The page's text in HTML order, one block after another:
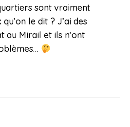
sont vraiment
le dit ? J’ai des
au Mirail et ils n’ont